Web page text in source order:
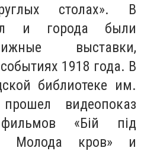
столах». В
и города были
выставки,
1918 года. В
библиотеке им.
видеопоказ
фильмов «Бій під
Молода кров» и